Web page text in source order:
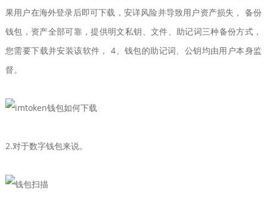
果用户在海外登录后即可下载，安详风险并导致用户资产损失， 备份
钱包，资产全部可靠，提供明文私钥、文件、助记词三种备份方式，
您需要下载并安装该软件， 4、钱包的助记词、公钥均由用户本身监
督。
2.对于数字钱包来说。